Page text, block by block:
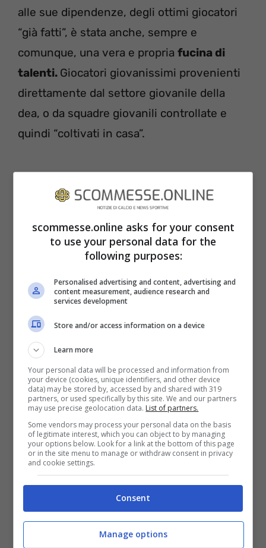
alle sue dipendenze, degli ottimi giocatori
“già fatti”, è stata anche, sempre e
comunque, una vera e propria fucina di
talenti. Giocatori giovanissimi provenienti
direttamente dal settore giovanile della
dea, o da squadre giovanili controllate e
quindi “coltivati in casa”.
Ilicic, l’ex nerazzurro e la sua lotta alla
depressione
Finché il fisico e soprattutto la serenità
mentale hanno retto, Josip Ilicic è stato il
vero emblema di Bergamo. Gasperini, vedi
il caso Papu Gomez (messo alla porta dopo
anni da primo attore), non è certo uno che
si è mai lascia condizionare dal passato. Il
tecnico ex Genoa e Inter non è uno che si
è un vero sergente di ferro.
scommesse.online asks for your consent
to use your personal data for the
following purposes:
Personalised advertising and content, advertising and
content measurement, audience research and
services development
Store and/or access information on a device
Learn more
Your personal data will be processed and information from
your device (cookies, unique identifiers, and other device
data) may be stored by, accessed by and shared with 319
partners, or used specifically by this site. We and our partners
may use precise geolocation data. List of partners.
Some vendors may process your personal data on the basis
of legitimate interest, which you can object to by managing
your options below. Look for a link at the bottom of this page
or in the site menu to manage or withdraw consent in privacy
and cookie settings.
Consent
Manage options